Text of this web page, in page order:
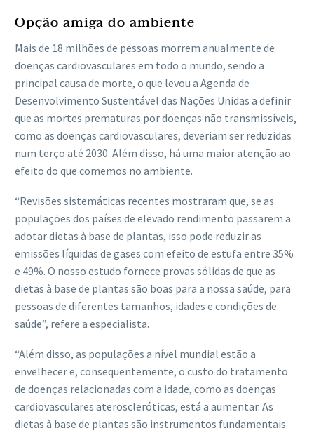
Opção amiga do ambiente
Mais de 18 milhões de pessoas morrem anualmente de
doenças cardiovasculares em todo o mundo, sendo a
principal causa de morte, o que levou a Agenda de
Desenvolvimento Sustentável das Nações Unidas a definir
que as mortes prematuras por doenças não transmissíveis,
como as doenças cardiovasculares, deveriam ser reduzidas
num terço até 2030. Além disso, há uma maior atenção ao
efeito do que comemos no ambiente.
“Revisões sistemáticas recentes mostraram que, se as
populações dos países de elevado rendimento passarem a
adotar dietas à base de plantas, isso pode reduzir as
emissões líquidas de gases com efeito de estufa entre 35%
e 49%. O nosso estudo fornece provas sólidas de que as
dietas à base de plantas são boas para a nossa saúde, para
pessoas de diferentes tamanhos, idades e condições de
saúde”, refere a especialista.
“Além disso, as populações a nível mundial estão a
envelhecer e, consequentemente, o custo do tratamento
de doenças relacionadas com a idade, como as doenças
cardiovasculares ateroscleróticas, está a aumentar. As
dietas à base de plantas são instrumentos fundamentais